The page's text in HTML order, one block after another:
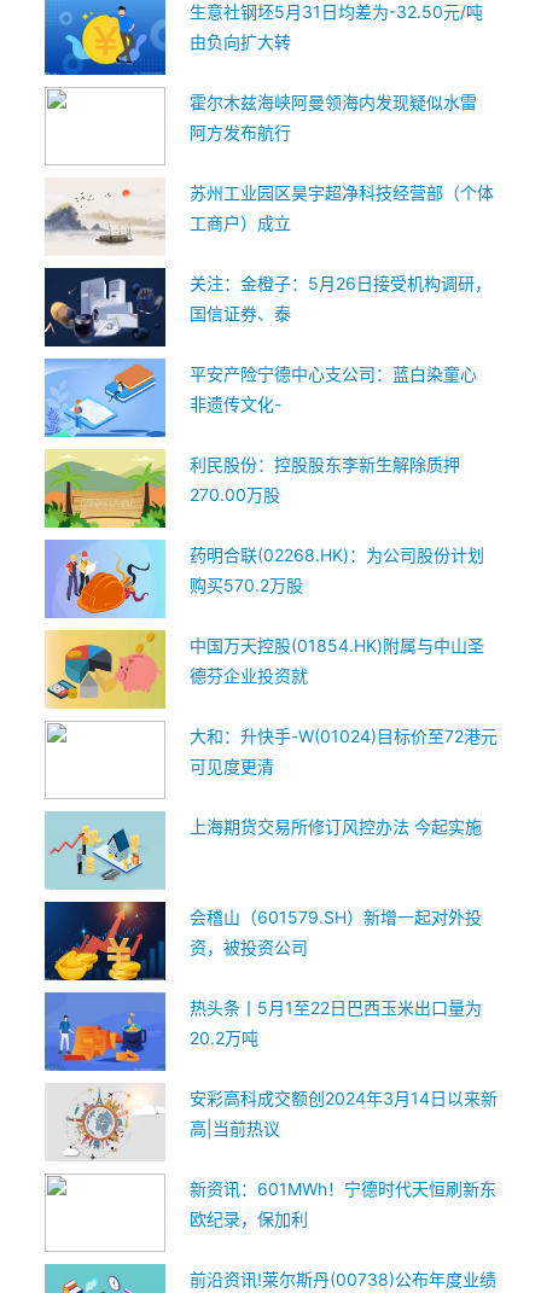
生意社钢坯5月31日均差为-32.50元/吨
由负向扩大转
霍尔木兹海峡阿曼领海内发现疑似水雷
阿方发布航行
苏州工业园区昊宇超净科技经营部（个体
工商户）成立
关注：金橙子：5月26日接受机构调研，
国信证券、泰
平安产险宁德中心支公司：蓝白染童心
非遗传文化-
利民股份：控股股东李新生解除质押
270.00万股
药明合联(02268.HK)：为公司股份计划
购买570.2万股
中国万天控股(01854.HK)附属与中山圣
德芬企业投资就
大和：升快手-W(01024)目标价至72港元
可见度更清
上海期货交易所修订风控办法 今起实施
会稽山（601579.SH）新增一起对外投
资，被投资公司
热头条丨5月1至22日巴西玉米出口量为
20.2万吨
安彩高科成交额创2024年3月14日以来新
高|当前热议
新资讯：601MWh！宁德时代天恒刷新东
欧纪录，保加利
前沿资讯!莱尔斯丹(00738)公布年度业绩